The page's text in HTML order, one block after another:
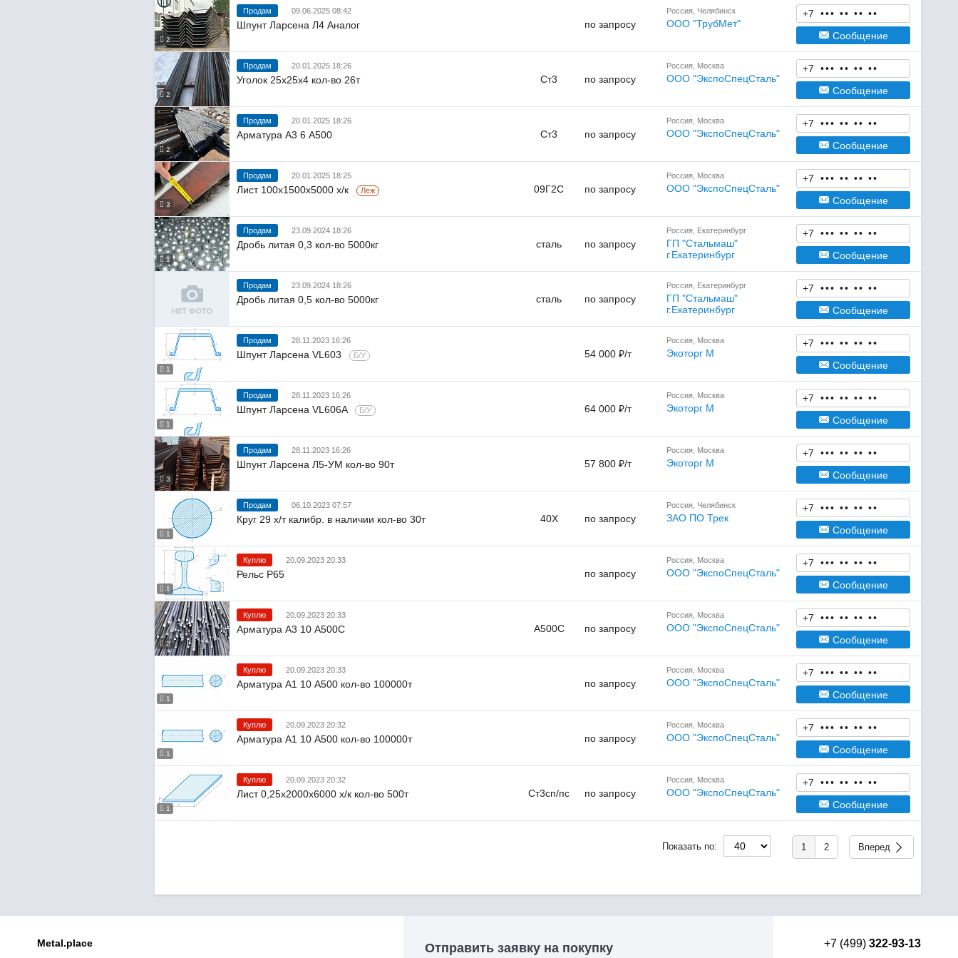
2
Продам 09.06.2025 08:42
Шпунт Ларсена Л4 Аналог по запросу
Россия, Челябинск
ООО "ТрубМет"
+7 ••• •• •• ••
Сообщение
2
Продам 20.01.2025 18:26
Уголок 25х25х4 кол-во 26т Ст3 по запросу
Россия, Москва
ООО "ЭкспоСпецСталь"
+7 ••• •• •• ••
Сообщение
2
Продам 20.01.2025 18:26
Арматура А3 6 А500 Ст3 по запросу
Россия, Москва
ООО "ЭкспоСпецСталь"
+7 ••• •• •• ••
Сообщение
3
Продам 20.01.2025 18:25
Лист 100х1500х5000 х/к Леж 09Г2С по запросу
Россия, Москва
ООО "ЭкспоСпецСталь"
+7 ••• •• •• ••
Сообщение
1
Продам 23.09.2024 18:26
Дробь литая 0,3 кол-во 5000кг сталь по запросу
Россия, Екатеринбург
ГП "Стальмаш"
г.Екатеринбург
+7 ••• •• •• ••
Сообщение
Продам 23.09.2024 18:26
Дробь литая 0,5 кол-во 5000кг сталь по запросу
Россия, Екатеринбург
ГП "Стальмаш"
г.Екатеринбург
+7 ••• •• •• ••
Сообщение
1
Продам 28.11.2023 16:26
Шпунт Ларсена VL603 Б/У 54 000 ₽/т
Россия, Москва
Экоторг М
+7 ••• •• •• ••
Сообщение
1
Продам 28.11.2023 16:26
Шпунт Ларсена VL606A Б/У 64 000 ₽/т
Россия, Москва
Экоторг М
+7 ••• •• •• ••
Сообщение
3
Продам 28.11.2023 16:26
Шпунт Ларсена Л5-УМ кол-во 90т 57 800 ₽/т
Россия, Москва
Экоторг М
+7 ••• •• •• ••
Сообщение
1
Продам 06.10.2023 07:57
Круг 29 х/т калибр. в наличии кол-во 30т 40Х по запросу
Россия, Челябинск
ЗАО ПО Трек
+7 ••• •• •• ••
Сообщение
1
Куплю 20.09.2023 20:33
Рельс Р65 по запросу
Россия, Москва
ООО "ЭкспоСпецСталь"
+7 ••• •• •• ••
Сообщение
2
Куплю 20.09.2023 20:33
Арматура А3 10 А500С A500C по запросу
Россия, Москва
ООО "ЭкспоСпецСталь"
+7 ••• •• •• ••
Сообщение
1
Куплю 20.09.2023 20:33
Арматура А1 10 А500 кол-во 100000т по запросу
Россия, Москва
ООО "ЭкспоСпецСталь"
+7 ••• •• •• ••
Сообщение
1
Куплю 20.09.2023 20:32
Арматура А1 10 А500 кол-во 100000т по запросу
Россия, Москва
ООО "ЭкспоСпецСталь"
+7 ••• •• •• ••
Сообщение
1
Куплю 20.09.2023 20:32
Лист 0,25х2000х6000 х/к кол-во 500т Ст3сп/пс по запросу
Россия, Москва
ООО "ЭкспоСпецСталь"
+7 ••• •• •• ••
Сообщение
1 2 Вперед
Показать по:
Metal.place Отправить заявку на покупку +7 (499) 322-93-13